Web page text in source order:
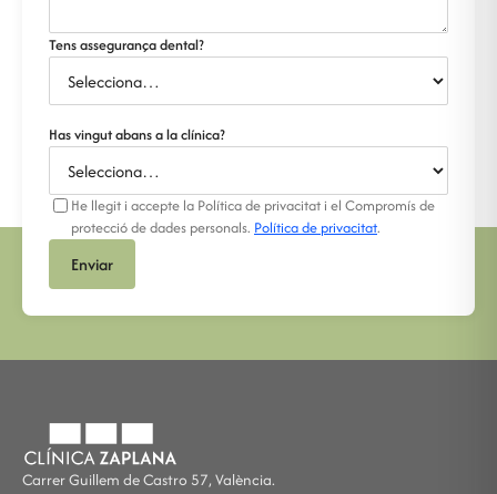
Tens assegurança dental?
Has vingut abans a la clínica?
He llegit i accepte la Política de privacitat i el Compromís de
protecció de dades personals. Política de privacitat.
Enviar
Carrer Guillem de Castro 57, València.